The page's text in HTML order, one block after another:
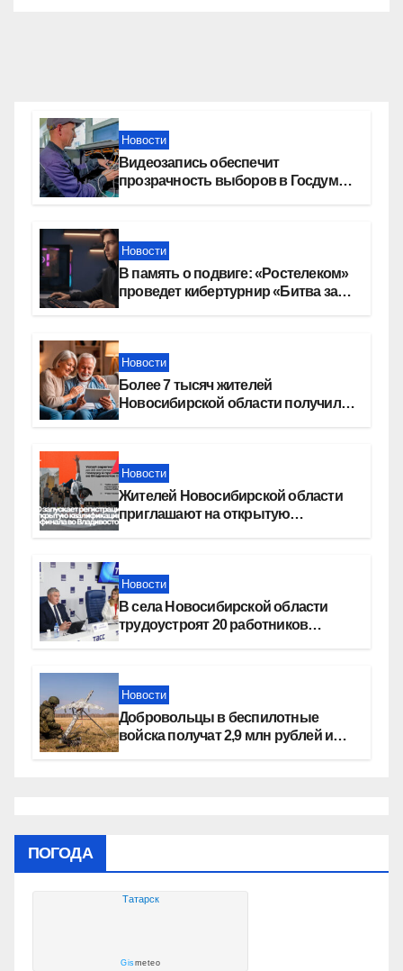
Новости
Видеозапись обеспечит
прозрачность выборов в Госдуму
Новости
В память о подвиге: «Ростелеком»
проведет кибертурнир «Битва за
Новости
Более 7 тысяч жителей
Новосибирской области получили
Новости
Жителей Новосибирской области
приглашают на открытую
Новости
В села Новосибирской области
трудоустроят 20 работников
Новости
Добровольцы в беспилотные
войска получат 2,9 млн рублей и
ПОГОДА
Татарск
Gismeteo